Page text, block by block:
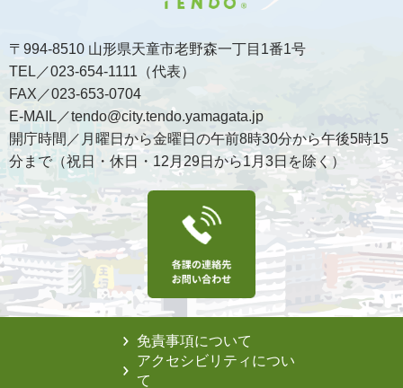
〒994-8510 山形県天童市老野森一丁目1番1号
TEL／023-654-1111（代表）
FAX／023-653-0704
E-MAIL／tendo@city.tendo.yamagata.jp
開庁時間／月曜日から金曜日の午前8時30分から午後5時15
分まで（祝日・休日・12月29日から1月3日を除く）
免責事項について
アクセシビリティについ
て